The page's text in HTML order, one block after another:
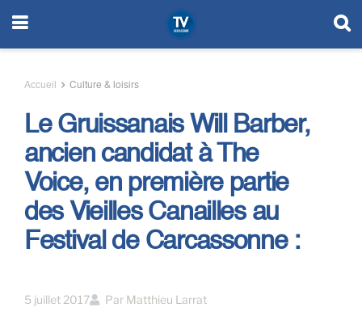
Accueil Culture & loisirs
Le Gruissanais Will Barber,
ancien candidat à The
Voice, en première partie
des Vieilles Canailles au
Festival de Carcassonne :
5 juillet 2017 Par Matthieu Larrat